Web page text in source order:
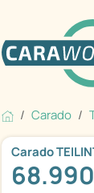
Carado
Carado